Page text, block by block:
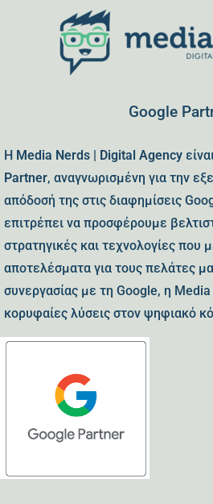
Google
Η Media Nerds | Digital Agency
Partner, αναγνωρισμένη για την
απόδοσή της στις διαφημίσεις
επιτρέπει να προσφέρουμε
στρατηγικές και τεχνολογίες που
αποτελέσματα για τους πελάτες
συνεργασίας με τη Google, η
κορυφαίες λύσεις στον ψηφιακό